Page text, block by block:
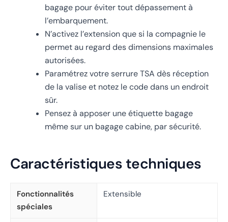
bagage pour éviter tout dépassement à
l’embarquement.
N’activez l’extension que si la compagnie le
permet au regard des dimensions maximales
autorisées.
Paramétrez votre serrure TSA dès réception
de la valise et notez le code dans un endroit
sûr.
Pensez à apposer une étiquette bagage
même sur un bagage cabine, par sécurité.
Caractéristiques techniques
Fonctionnalités
spéciales
Extensible